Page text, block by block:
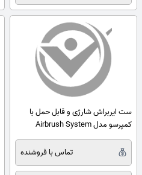
ست ایربراش شارژی و قابل حمل با
کمپرسو مدل Airbrush System
تماس با فروشنده